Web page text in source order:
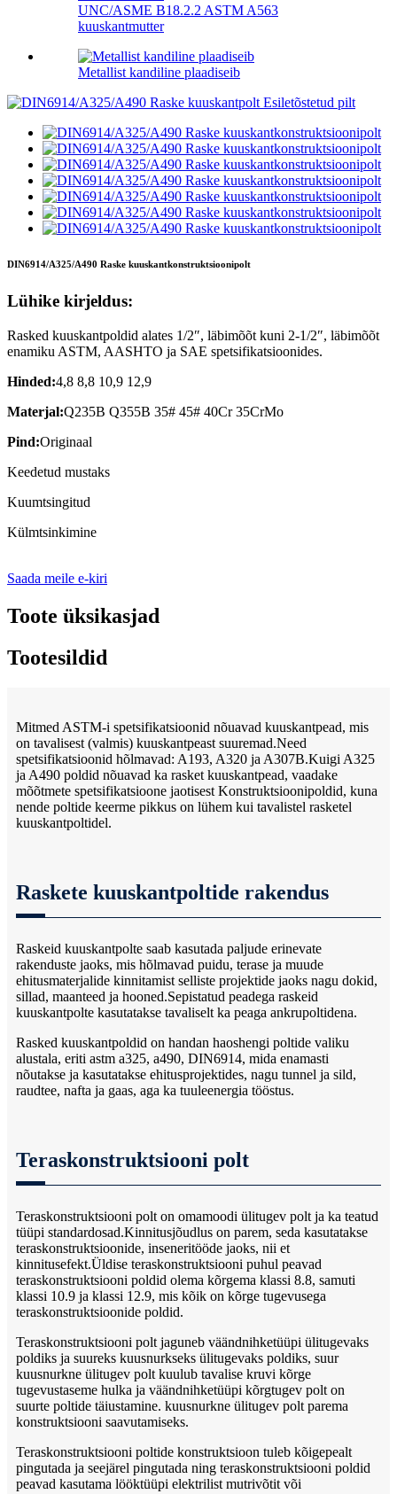
UNC/ASME B18.2.2 ASTM A563
kuuskantmutter
Metallist kandiline plaadiseib
DIN6914/A325/A490 Raske kuuskantkonstruktsioonipolt
Lühike kirjeldus:
Rasked kuuskantpoldid alates 1/2″, läbimõõt kuni 2-1/2″, läbimõõt
enamiku ASTM, AASHTO ja SAE spetsifikatsioonides.
Hinded:4,8 8,8 10,9 12,9
Materjal:Q235B Q355B 35# 45# 40Cr 35CrMo
Pind:Originaal
Keedetud mustaks
Kuumtsingitud
Külmtsinkimine
Saada meile e-kiri
Toote üksikasjad
Tootesildid
Mitmed ASTM-i spetsifikatsioonid nõuavad kuuskantpead, mis
on tavalisest (valmis) kuuskantpeast suuremad.Need
spetsifikatsioonid hõlmavad: A193, A320 ja A307B.Kuigi A325
ja A490 poldid nõuavad ka rasket kuuskantpead, vaadake
mõõtmete spetsifikatsioone jaotisest Konstruktsioonipoldid, kuna
nende poltide keerme pikkus on lühem kui tavalistel rasketel
kuuskantpoltidel.
Raskete kuuskantpoltide rakendus
Raskeid kuuskantpolte saab kasutada paljude erinevate
rakenduste jaoks, mis hõlmavad puidu, terase ja muude
ehitusmaterjalide kinnitamist selliste projektide jaoks nagu dokid,
sillad, maanteed ja hooned.Sepistatud peadega raskeid
kuuskantpolte kasutatakse tavaliselt ka peaga ankrupoltidena.
Rasked kuuskantpoldid on handan haoshengi poltide valiku
alustala, eriti astm a325, a490, DIN6914, mida enamasti
nõutakse ja kasutatakse ehitusprojektides, nagu tunnel ja sild,
raudtee, nafta ja gaas, aga ka tuuleenergia tööstus.
Teraskonstruktsiooni polt
Teraskonstruktsiooni polt on omamoodi ülitugev polt ja ka teatud
tüüpi standardosad.Kinnitusjõudlus on parem, seda kasutatakse
teraskonstruktsioonide, inseneritööde jaoks, nii et
kinnitusefekt.Üldise teraskonstruktsiooni puhul peavad
teraskonstruktsiooni poldid olema kõrgema klassi 8.8, samuti
klassi 10.9 ja klassi 12.9, mis kõik on kõrge tugevusega
teraskonstruktsioonide poldid.
Teraskonstruktsiooni polt jaguneb väändnihketüüpi ülitugevaks
poldiks ja suureks kuusnurkseks ülitugevaks poldiks, suur
kuusnurkne ülitugev polt kuulub tavalise kruvi kõrge
tugevustaseme hulka ja väändnihketüüpi kõrgtugev polt on
suurte poltide täiustamine. kuusnurkne ülitugev polt parema
konstruktsiooni saavutamiseks.
Teraskonstruktsiooni poltide konstruktsioon tuleb kõigepealt
pingutada ja seejärel pingutada ning teraskonstruktsiooni poldid
peavad kasutama lööktüüpi elektrilist mutrivõtit või